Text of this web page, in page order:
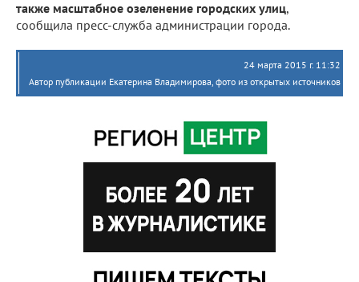
также масштабное озеленение городских улиц,
сообщила пресс-служба администрации города.
24 марта 2015 г. 11:32
Автор публикации Екатерина Владимирова, фото из открытых источников